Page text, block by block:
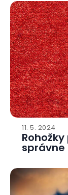
11. 5. 2024
správne